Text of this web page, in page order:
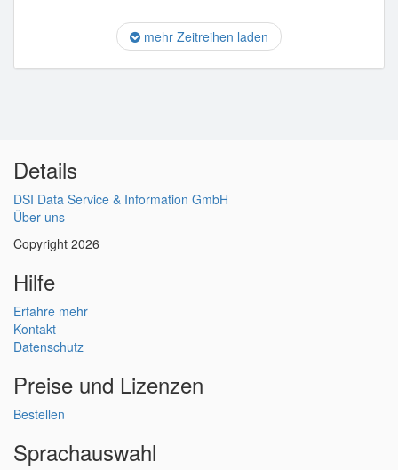
mehr Zeitreihen laden
Details
DSI Data Service & Information GmbH
Über uns
Copyright 2026
Hilfe
Erfahre mehr
Kontakt
Datenschutz
Preise und Lizenzen
Bestellen
Sprachauswahl